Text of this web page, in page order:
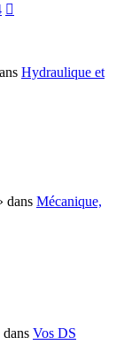
Hydraulique et
dans Mécanique,
dans Vos DS